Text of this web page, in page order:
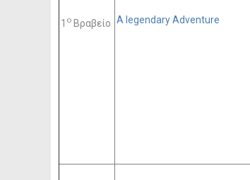
1 οΒραβείο A legendary Adventure